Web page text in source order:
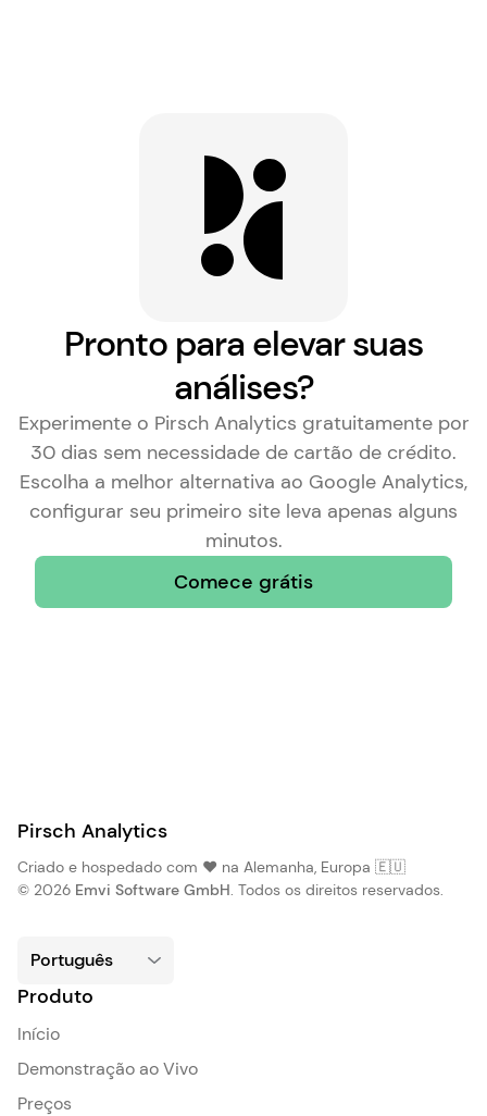
Pronto para elevar suas
análises?
Experimente o Pirsch Analytics gratuitamente por
30 dias sem necessidade de cartão de crédito.
Escolha a melhor alternativa ao Google Analytics,
configurar seu primeiro site leva apenas alguns
minutos.
Comece grátis
Pirsch Analytics
Criado e hospedado com ❤️ na Alemanha, Europa 🇪🇺
© 2026 Emvi Software GmbH. Todos os direitos reservados.
Produto
Início
Demonstração ao Vivo
Preços